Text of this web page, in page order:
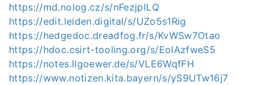
https://md.nolog.cz/s/nFezjplLQ
https://edit.leiden.digital/s/UZo5s1Rig
https://hedgedoc.dreadfog.fr/s/KvWSw7Otao
https://hdoc.csirt-tooling.org/s/EoIAzfweS5
https://notes.llgoewer.de/s/VLE6WqfFH
https://www.notizen.kita.bayern/s/yS9UTw16j7